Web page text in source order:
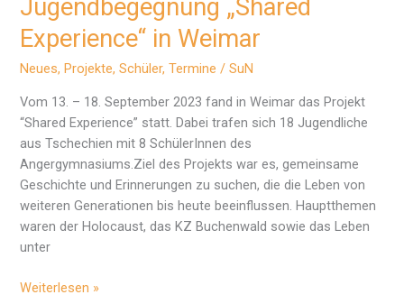
Jugendbegegnung „Shared
Experience“ in Weimar
Neues,Projekte,Schüler,Termine /SuN
Vom 13. – 18. September 2023 fand in Weimar das Projekt
“Shared Experience” statt. Dabei trafen sich 18 Jugendliche
aus Tschechien mit 8 SchülerInnen des
Angergymnasiums.Ziel des Projekts war es, gemeinsame
Geschichte und Erinnerungen zu suchen, die die Leben von
weiteren Generationen bis heute beeinflussen. Hauptthemen
waren der Holocaust, das KZ Buchenwald sowie das Leben
unter
Jugendbegegnung
Weiterlesen »